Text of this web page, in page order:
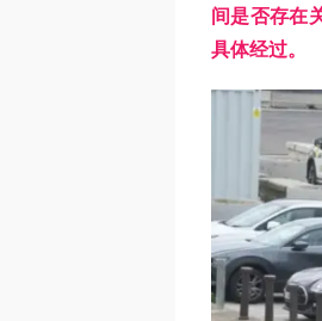
间是否存在
具体经过。